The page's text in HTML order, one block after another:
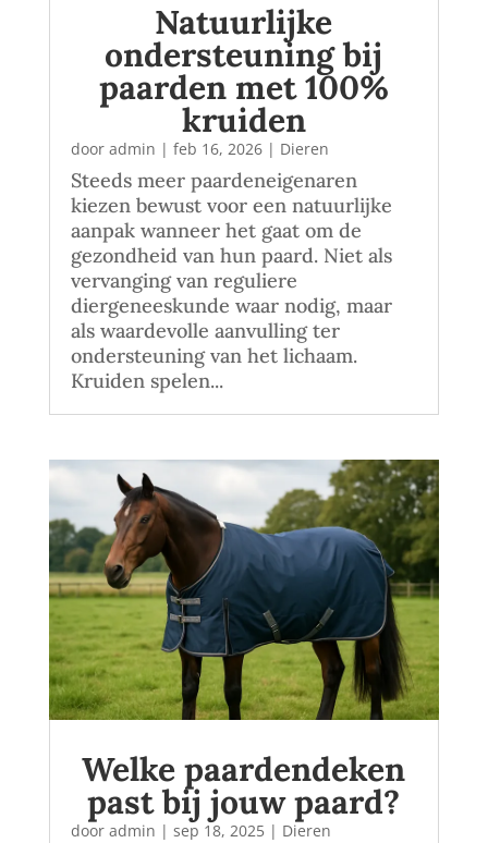
Natuurlijke
ondersteuning bij
paarden met 100%
kruiden
door admin | feb 16, 2026| Dieren
Steeds meer paardeneigenaren
kiezen bewust voor een natuurlijke
aanpak wanneer het gaat om de
gezondheid van hun paard. Niet als
vervanging van reguliere
diergeneeskunde waar nodig, maar
als waardevolle aanvulling ter
ondersteuning van het lichaam.
Kruiden spelen...
Welke paardendeken
past bij jouw paard?
door admin | sep 18, 2025| Dieren